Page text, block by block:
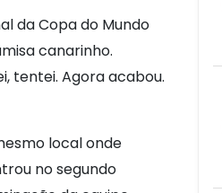
da Copa do Mundo
canarinho.
tentei. Agora acabou.
local onde
no segundo